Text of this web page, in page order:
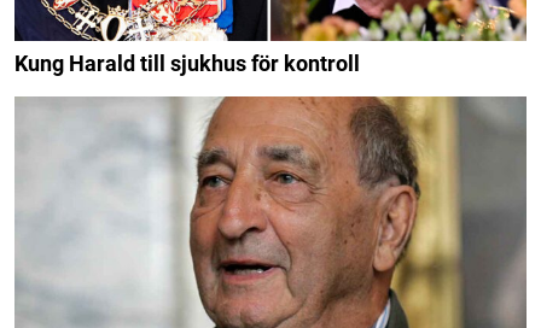
Kung Harald till sjukhus för kontroll